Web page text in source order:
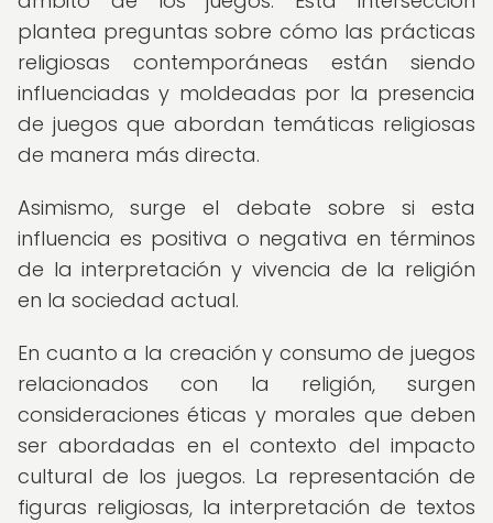
plantea preguntas sobre cómo las prácticas
religiosas contemporáneas están siendo
influenciadas y moldeadas por la presencia
de juegos que abordan temáticas religiosas
de manera más directa.
Asimismo, surge el debate sobre si esta
influencia es positiva o negativa en términos
de la interpretación y vivencia de la religión
en la sociedad actual.
En cuanto a la creación y consumo de juegos
relacionados con la religión, surgen
consideraciones éticas y morales que deben
ser abordadas en el contexto del impacto
cultural de los juegos. La representación de
figuras religiosas, la interpretación de textos